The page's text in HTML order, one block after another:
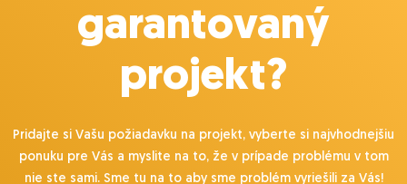
Potrebovali by sme teda napojiť túto informáciu do
pola "spôsob úhrady" pri danej objednávke.
3. Napojenie systému na check platieb
stripe. Hotovosťou nie.
- potrebovali by sme navrhnúť riešenie, aby sme
garantovaný
projekt?
Pridajte si Vašu požiadavku na projekt, vyberte si najvhodnejšiu
ponuku pre Vás a myslite na to, že v prípade problému v tom
nie ste sami. Sme tu na to aby sme problém vyriešili za Vás!